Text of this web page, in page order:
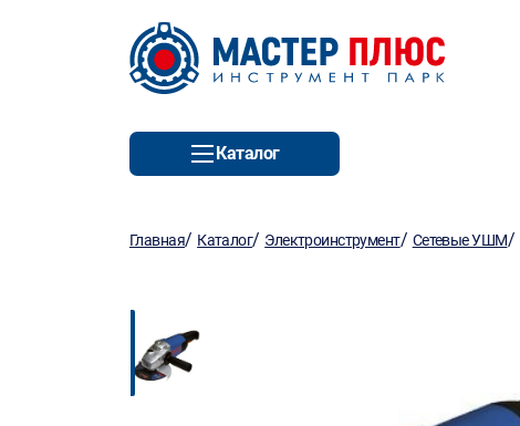
Каталог
Главная/ Каталог/ Электроинструмент/ Сетевые УШМ/